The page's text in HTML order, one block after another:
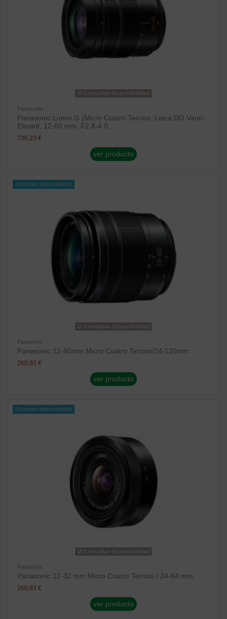
Consultar disponibilidad
Panasonic
Panasonic Lumix G (Micro Cuatro Tercios, Leica DG Vario-
Elmarit, 12-60 mm, F2.8-4.0...
736,23 €
ver producto
Consultar disponibilidad
Consultar disponibilidad
Panasonic
Panasonic 12-60mm Micro Cuatro Tercios/24-120mm
260,93 €
ver producto
Consultar disponibilidad
Consultar disponibilidad
Panasonic
Panasonic 12-32 mm Micro Cuatro Tercios / 24-64 mm
260,93 €
ver producto